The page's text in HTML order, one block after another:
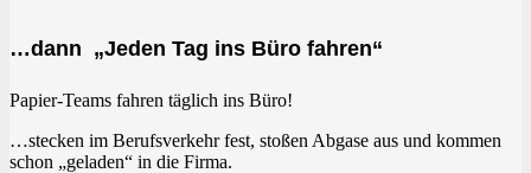
…dann „Jeden Tag ins Büro fahren“
Papier-Teams fahren täglich ins Büro!
…stecken im Berufsverkehr fest, stoßen Abgase aus und kommen
schon „geladen“ in die Firma.